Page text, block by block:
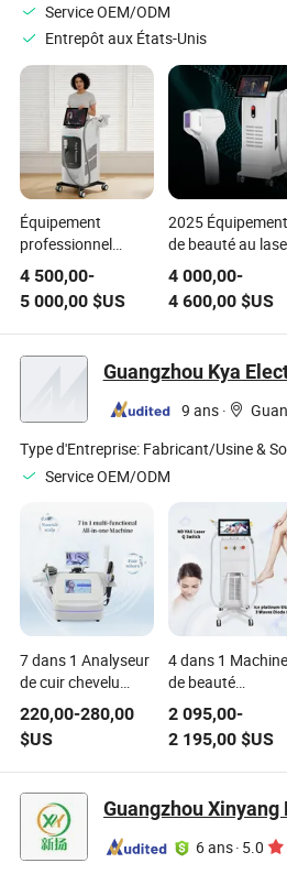
Service OEM/ODM
Entrepôt aux États-Unis
Équipement
professionnel
d'épilation au laser
pour tous les types
de peau
4 500,00-
5 000,00 $US
2025 Équipement
de beauté au
Lefis pour
l'épilation
professionnelle
4 000,00-
4 600,00$US
Guangzhou Kya
9 ans ·
Type d'Entreprise: Fabricant/Usine &
Service OEM/ODM
7 dans 1 Analyseur
de cuir chevelu
multifonctionnel et
machine de soin du
cuir chevelu
Détection des
follicules pileux
Nettoyage en
profondeur Anti-
perte de cheveux
220,00-280,00
$US
4 dans 1 Machine
de beauté
multifonctionnelle
épilation au laser
diode, élimination
de tatouage au
le rajeunissement
de la peau,
élimination des
2 095,00-
2 195,00$US
6 ans· 5.0